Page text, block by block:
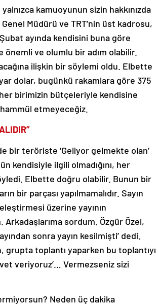
kamuoyunun sizin hakkınızda
Müdürü ve TRT’nin üst kadrosu,
Şubat ayında kendisini buna göre
ve olumlu bir adım olabilir.
ilişkin bir söylemi oldu. Elbette
dolar, bugünkü rakamlara göre 375
birimizin bütçeleriyle kendisine
etmeyeceğiz.
bir teröriste ‘Geliyor gelmekte olan’
kendisiyle ilgili olmadığını, her
Elbette doğru olabilir. Bunun bir
bir parçası yapılmamalıdır. Sayın
üzerine yayının
Arkadaşlarıma sordum. Özgür Özel,
sonra yayın kesilmişti’ dedi.
grupta toplantı yaparken bu toplantıyı
veriyoruz’… Vermezseniz sizi
Neden üç dakika